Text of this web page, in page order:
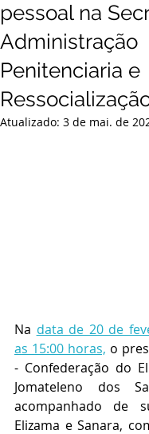
pessoal na
Administração
Penitenciaria e
Atualizado: 3 de mai. de
Na data de 20 de
as 15:00 horas, o
- Confederação do
Jomateleno dos
acompanhado de